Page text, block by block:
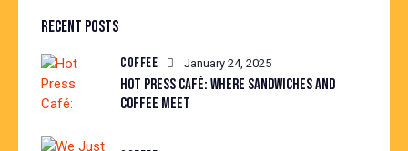
RECENT POSTS
COFFEE January 24, 2025
HOT PRESS CAFÉ: WHERE SANDWICHES AND
COFFEE MEET